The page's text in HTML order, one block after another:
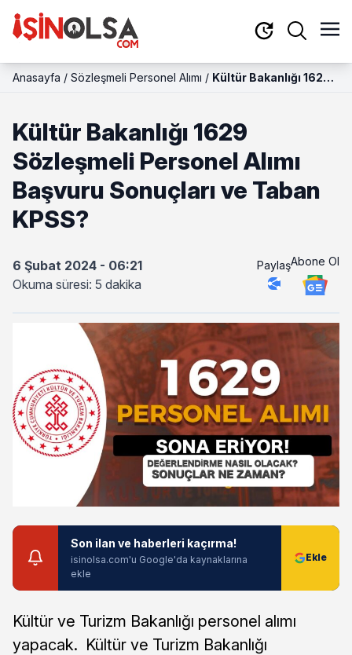
Anasayfa / Sözleşmeli Personel Alımı / Kültür Bakanlığı 1629
Sonuçları ve Taban
KPSS?
Kültür Bakanlığı 1629
Sözleşmeli Personel Alımı
Başvuru Sonuçları ve Taban
KPSS?
6 Şubat 2024 - 06:21
Okuma süresi: 5 dakika
PaylaşAbone Ol
Son ilan ve haberleri kaçırma!
isinolsa.com'u Google'da kaynaklarına
ekle
Kültür ve Turizm Bakanlığı personel alımı
yapacak. Kültür ve Turizm Bakanlığı